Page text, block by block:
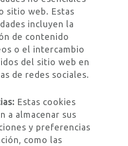
sitio web. Estas
incluyen la
de contenido
o el intercambio
del sitio web en
de redes sociales.
Estas cookies
a almacenar sus
y preferencias
como las